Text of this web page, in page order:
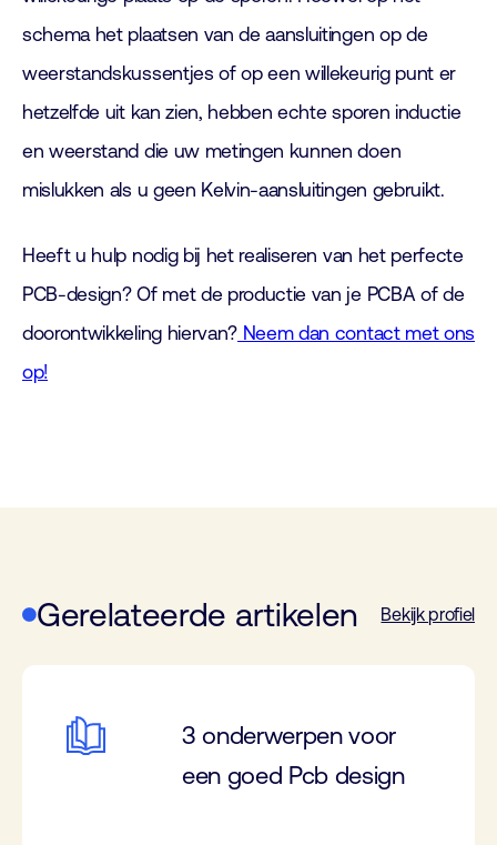
schema het plaatsen van de aansluitingen op de
weerstandskussentjes of op een willekeurig punt er
hetzelfde uit kan zien, hebben echte sporen inductie
en weerstand die uw metingen kunnen doen
mislukken als u geen Kelvin-aansluitingen gebruikt.
Heeft u hulp nodig bij het realiseren van het perfecte
PCB-design? Of met de productie van je PCBA of de
doorontwikkeling hiervan? Neem dan contact met ons
op!
Gerelateerde artikelen Bekijk profiel
3 onderwerpen voor
een goed Pcb design